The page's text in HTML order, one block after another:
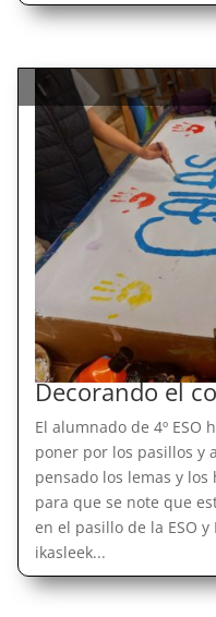
Decorando el
El alumnado de 4º ESO
poner por los pasillos y
pensado los lemas y
para que se note que
en el pasillo de la ESO y
ikasleek...